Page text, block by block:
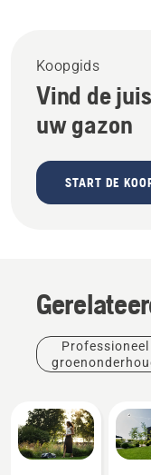
Koopgids
Vind de
uw gazon
START DE
Professioneel